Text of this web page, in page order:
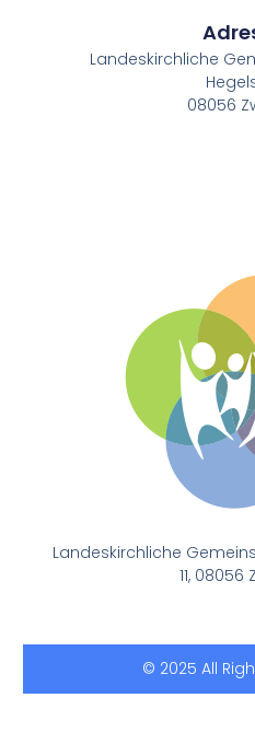
Landeskirchliche
08056
Landeskirchliche
11, 08056
© 2025 All